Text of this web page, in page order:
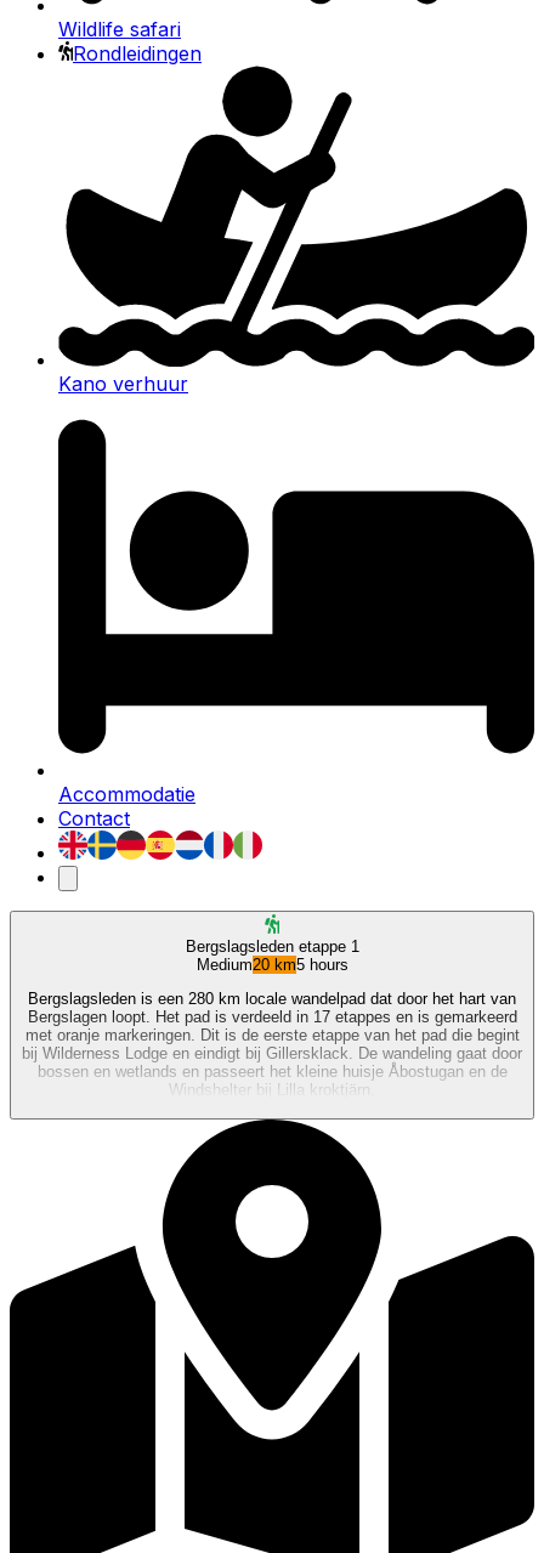
Wildlife safari
Rondleidingen
Kano verhuur
Accommodatie
Contact
Bergslagsleden etappe 1
Medium20 km5 hours
Bergslagsleden is een 280 km locale wandelpad dat door het hart van
Bergslagen loopt. Het pad is verdeeld in 17 etappes en is gemarkeerd
met oranje markeringen. Dit is de eerste etappe van het pad die begint
bij Wilderness Lodge en eindigt bij Gillersklack. De wandeling gaat door
bossen en wetlands en passeert het kleine huisje Åbostugan en de
Windshelter bij Lilla kroktjärn.